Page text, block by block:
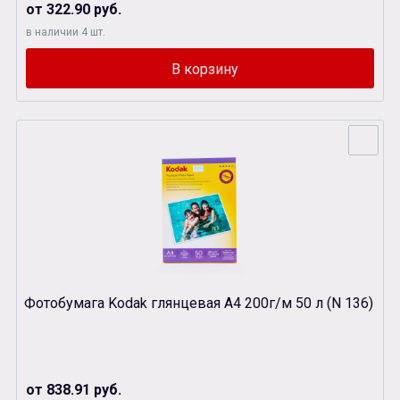
от 322.90 руб.
в наличии 4 шт.
Фотобумага Kodak глянцевая A4 200г/м 50 л (N 136)
от 838.91 руб.